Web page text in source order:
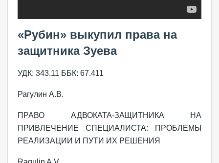
«Рубин» выкупил права на
защитника Зуева
УДК: 343.11 ББК: 67.411
Рагулин А.В.
ПРАВО АДВОКАТА-ЗАЩИТНИКА НА
ПРИВЛЕЧЕНИЕ СПЕЦИАЛИСТА: ПРОБЛЕМЫ
РЕАЛИЗАЦИИ И ПУТИ ИХ РЕШЕНИЯ